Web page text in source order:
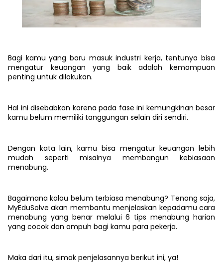
Bagi kamu yang baru masuk industri kerja, tentunya bisa
mengatur keuangan yang baik adalah kemampuan
penting untuk dilakukan.
Hal ini disebabkan karena pada fase ini kemungkinan besar
kamu belum memiliki tanggungan selain diri sendiri.
Dengan kata lain, kamu bisa mengatur keuangan lebih
mudah seperti misalnya membangun kebiasaan
menabung.
Bagaimana kalau belum terbiasa menabung? Tenang saja,
MyEduSolve akan membantu menjelaskan kepadamu cara
menabung yang benar melalui 6 tips menabung harian
yang cocok dan ampuh bagi kamu para pekerja.
Maka dari itu, simak penjelasannya berikut ini, ya!